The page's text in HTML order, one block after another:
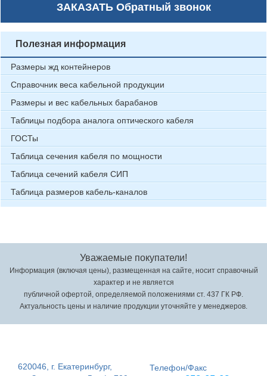
ЗАКАЗАТЬОбратный звонок
Полезная информация
Размеры жд контейнеров
Справочник веса кабельной продукции
Размеры и вес кабельных барабанов
Таблицы подбора аналога оптического кабеля
ГОСТы
Таблица сечения кабеля по мощности
Таблица сечений кабеля СИП
Таблица размеров кабель-каналов
Уважаемые покупатели!
Информация (включая цены), размещенная на сайте, носит справочный
характер и не является
публичной офертой, определяемой положениями ст. 437 ГК РФ.
Актуальность цены и наличие продукции уточняйте у менеджеров.
620046, г. Екатеринбург,
Телефон/Факс